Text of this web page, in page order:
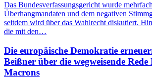
Das Bundesverfassungsgericht wurde
Überhangmandaten und dem negativen
seitdem wird über das Wahlrecht diskutiert.
die mit den…
Die europäische Demokratie
Beißner über die wegweisende
Macrons